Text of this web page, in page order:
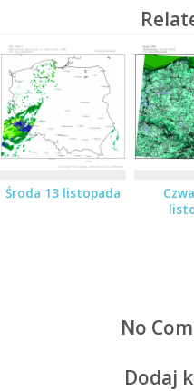
Środa 13 listopada
No
Dodaj